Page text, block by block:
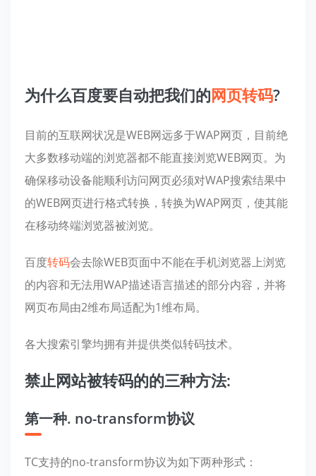
为什么百度要自动把我们的网页转码?
目前的互联网状况是WEB网远多于WAP网页，目前绝
大多数移动端的浏览器都不能直接浏览WEB网页。为
确保移动设备能顺利访问网页必须对WAP搜索结果中
的WEB网页进行格式转换，转换为WAP网页，使其能
在移动终端浏览器被浏览。
百度转码会去除WEB页面中不能在手机浏览器上浏览
的内容和无法用WAP描述语言描述的部分内容，并将
网页布局由2维布局适配为1维布局。
各大搜索引擎均拥有并提供类似转码技术。
禁止网站被转码的的三种方法:
第一种. no-transform协议
TC支持的no-transform协议为如下两种形式：